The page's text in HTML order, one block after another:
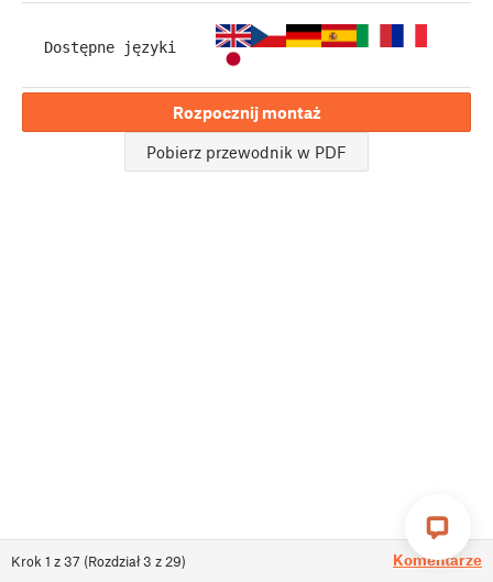
Krok 1 z37 (Rozdział3 z 29) Komentarze
Dostępne języki
Rozpocznij montaż
Pobierz przewodnik w PDF